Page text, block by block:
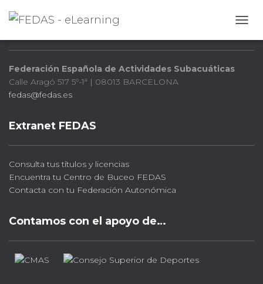
Federación Española de Actividades Subacuáticas
Calle Aragó 517 5º-1ª | 08013 BARCELONA
fedas@fedas.es
Extranet FEDAS
Consulta tus títulos y licencias
Encuentra tu Centro de Buceo FEDAS
Contacta con tu Federación Autonómica
Contamos con el apoyo de…